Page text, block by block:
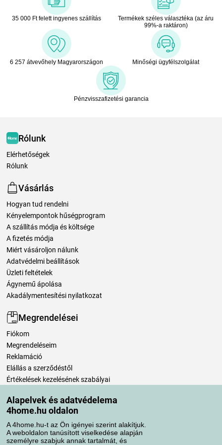
Alapelvek és adatvédelema
4home.hu oldalon
A 4home.hu-t az Ön igényei szerint alakítjuk.
A weboldalon tanúsított viselkedése alapján
személyre szabjuk annak tartalmát, és
35 000 Ft felett ingyenes szállítás
Termékek széles választéka (az áru
99%-a raktáron)
6 257 átvevőhely Magyarországon Minőségi ügyfélszolgálat
Pénzvisszafizetési garancia
Rólunk
Elérhetőségek
Rólunk
Vásárlás
Hogyan tud rendelni
Kényelempontok hűségprogram
A szállítás módja és költsége
A fizetés módja
Miért vásároljon nálunk
Adatvédelmi beállítások
Üzleti feltételek
Ágynemű ápolása
Akadálymentesítési nyilatkozat
Megrendelései
Fiókom
Megrendeléseim
Reklamáció
Elállás a szerződéstől
Értékelések kezelésének szabályai
Szállítási módok
Fizetési módok